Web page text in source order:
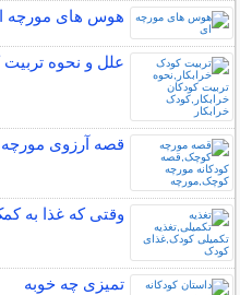
هوس های مورچه
علل و نحوه تربیت
قصه آرزوی
وقتی که غذا به
تمیزی چه خوبه